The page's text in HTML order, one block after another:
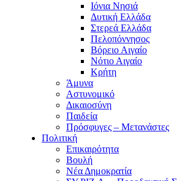
Ιόνια Νησιά
Δυτική Ελλάδα
Στερεά Ελλάδα
Πελοπόννησος
Βόρειο Αιγαίο
Νότιο Αιγαίο
Κρήτη
Άμυνα
Αστυνομικό
Δικαιοσύνη
Παιδεία
Πρόσφυγες – Μετανάστες
Πολιτική
Επικαιρότητα
Βουλή
Νέα Δημοκρατία